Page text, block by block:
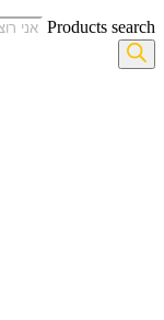
Products search